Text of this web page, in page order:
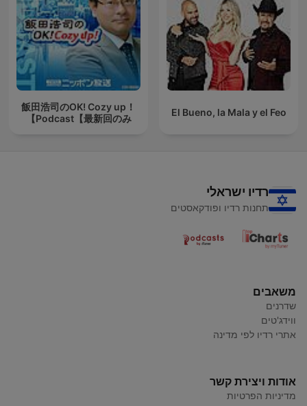
El Bueno, la Mala y el Feo
飯田浩司のOK! Cozy up！
Podcast【最新回のみ】
רדיו ישראלי
תחנות רדיו ופודקאסטים
משאבים
שדרנים
ווידג'טים
אתרי רדיו לפי מדינה
אודות ויצירת קשר
מדיניות הפרטיות